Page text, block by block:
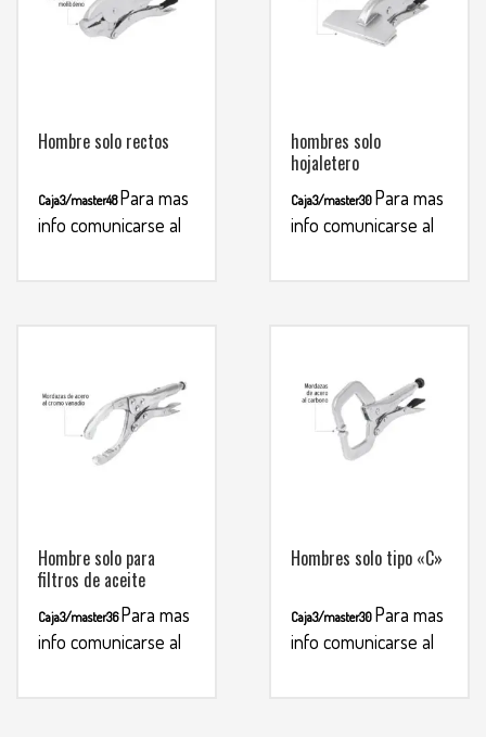
Hombre solo rectos
Caja3/master48 Para mas
info comunicarse al
hombres solo
hojaletero
Caja3/master30 Para mas
info comunicarse al
Hombre solo para
filtros de aceite
Caja3/master36 Para mas
info comunicarse al
Hombres solo tipo «C»
Caja3/master30 Para mas
info comunicarse al